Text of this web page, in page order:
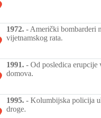
1972. - Američki bombarderi
vijetnamskog rata.
1991. - Od posledica
domova.
1995. - Kolumbijska policija
droge.